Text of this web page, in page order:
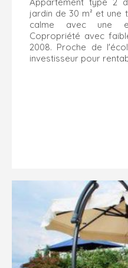
jardin de 30 m² et une
calme avec une
Copropriété avec
2008. Proche de
investisseur pour